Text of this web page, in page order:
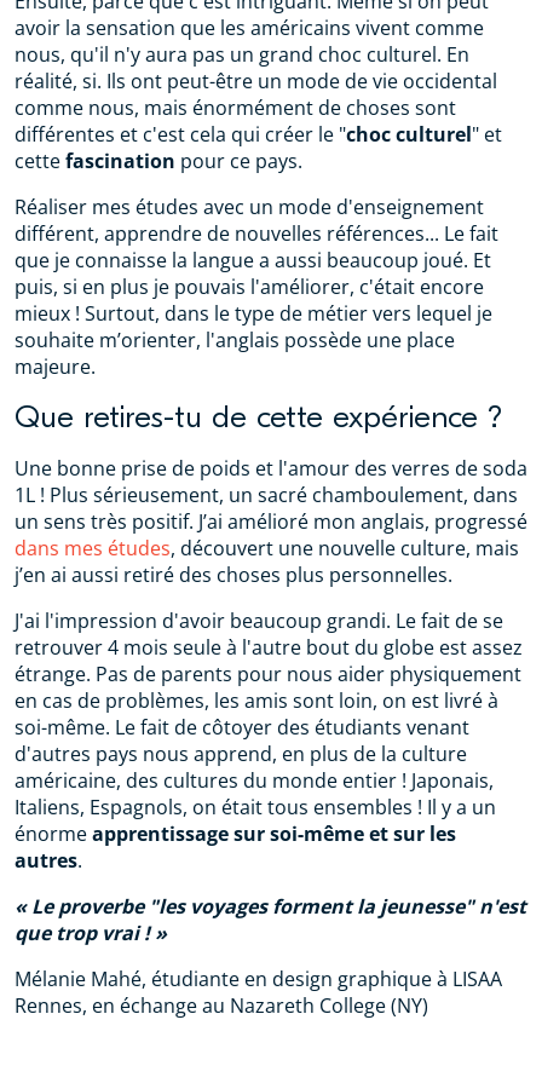
avoir la sensation que les américains vivent comme
nous, qu'il n'y aura pas un grand choc culturel. En
réalité, si. Ils ont peut-être un mode de vie occidental
comme nous, mais énormément de choses sont
différentes et c'est cela qui créer le "choc culturel" et
cettefascination pour ce pays.
Réaliser mes études avec un mode d'enseignement
différent, apprendre de nouvelles références... Le fait
que je connaisse la langue a aussi beaucoup joué. Et
puis, si en plus je pouvais l'améliorer, c'était encore
mieux ! Surtout, dans le type de métier vers lequel je
souhaite m’orienter, l'anglais possède une place
majeure.
Que retires-tu de cette expérience ?
Une bonne prise de poids et l'amour des verres de soda
1L ! Plus sérieusement, un sacré chamboulement, dans
un sens très positif. J’ai amélioré mon anglais, progressé
dans mes études, découvert une nouvelle culture, mais
j’en ai aussi retiré des choses plus personnelles.
J'ai l'impression d'avoir beaucoup grandi. Le fait de se
retrouver 4 mois seule à l'autre bout du globe est assez
étrange. Pas de parents pour nous aider physiquement
en cas de problèmes, les amis sont loin, on est livré à
soi-même. Le fait de côtoyer des étudiants venant
d'autres pays nous apprend, en plus de la culture
américaine, des cultures du monde entier ! Japonais,
Italiens, Espagnols, on était tous ensembles ! Il y a un
énormeapprentissage sur soi-même et sur les
autres.
Le proverbe "les voyages forment la jeunesse" n'est
que trop vrai !
Mélanie Mahé, étudiante en design graphique à LISAA
Rennes, en échange au Nazareth College (NY)